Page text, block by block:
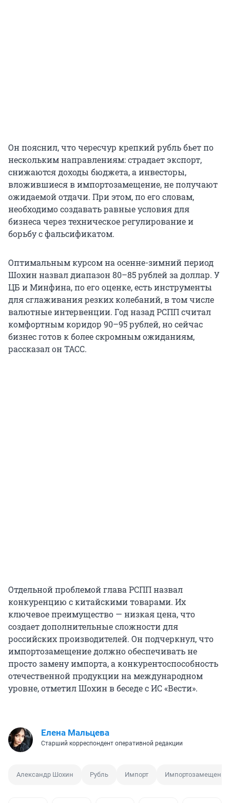
Он пояснил, что чересчур крепкий рубль бьет по
нескольким направлениям: страдает экспорт,
снижаются доходы бюджета, а инвесторы,
вложившиеся в импортозамещение, не получают
ожидаемой отдачи. При этом, по его словам,
необходимо создавать равные условия для
бизнеса через техническое регулирование и
борьбу с фальсификатом.
Оптимальным курсом на осенне-зимний период
Шохин назвал диапазон 80–85 рублей за доллар. У
ЦБ и Минфина, по его оценке, есть инструменты
для сглаживания резких колебаний, в том числе
валютные интервенции. Год назад РСПП считал
комфортным коридор 90–95 рублей, но сейчас
бизнес готов к более скромным ожиданиям,
рассказал он ТАСС.
Отдельной проблемой глава РСПП назвал
конкуренцию с китайскими товарами. Их
ключевое преимущество — низкая цена, что
создает дополнительные сложности для
российских производителей. Он подчеркнул, что
импортозамещение должно обеспечивать не
просто замену импорта, а конкурентоспособность
отечественной продукции на международном
уровне, отметил Шохин в беседе с ИС «Вести».
Елена Мальцева
Старший корреспондент оперативной редакции
Александр Шохин Рубль Импорт Импортозамещение